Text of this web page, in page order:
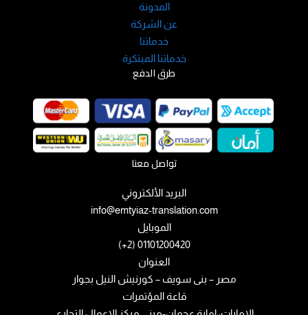
تواصل معنا
البريد الألكتروني
info@emtyiaz-translation.com
الموبايل
01101200420 (2+)
العنوان
مصر – بنى سويف – كورنيش النيل بجوار
قاعة المؤتمرات
طرق الدفع
المدونة
عن الشركة
خدماتنا
خدماتنا المبتكرة